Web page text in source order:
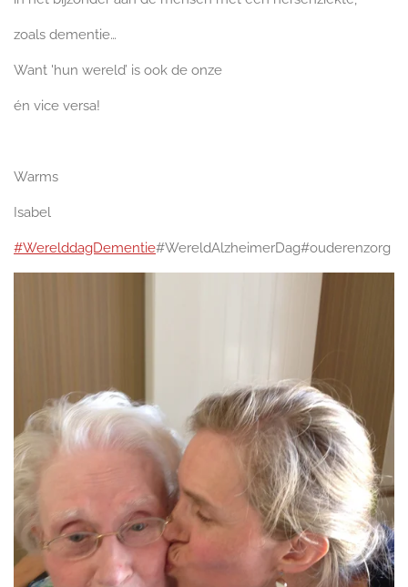
zoals dementie…
Want 'hun wereld’ is ook de onze
én vice versa!
Warms
Isabel
#WerelddagDementie#WereldAlzheimerDag#ouderenzorg